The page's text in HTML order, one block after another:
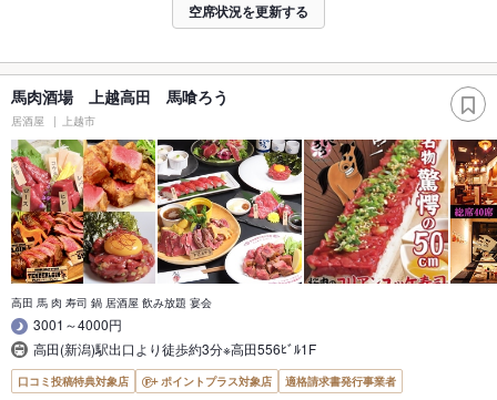
空席状況を更新する
馬肉酒場 上越高田 馬喰ろう
居酒屋 上越市
高田 馬 肉 寿司 鍋 居酒屋 飲み放題 宴会
3001～4000円
高田(新潟)駅出口より徒歩約3分※高田556ﾋﾞﾙ1F
口コミ投稿特典対象店 ポイントプラス対象店 適格請求書発行事業者